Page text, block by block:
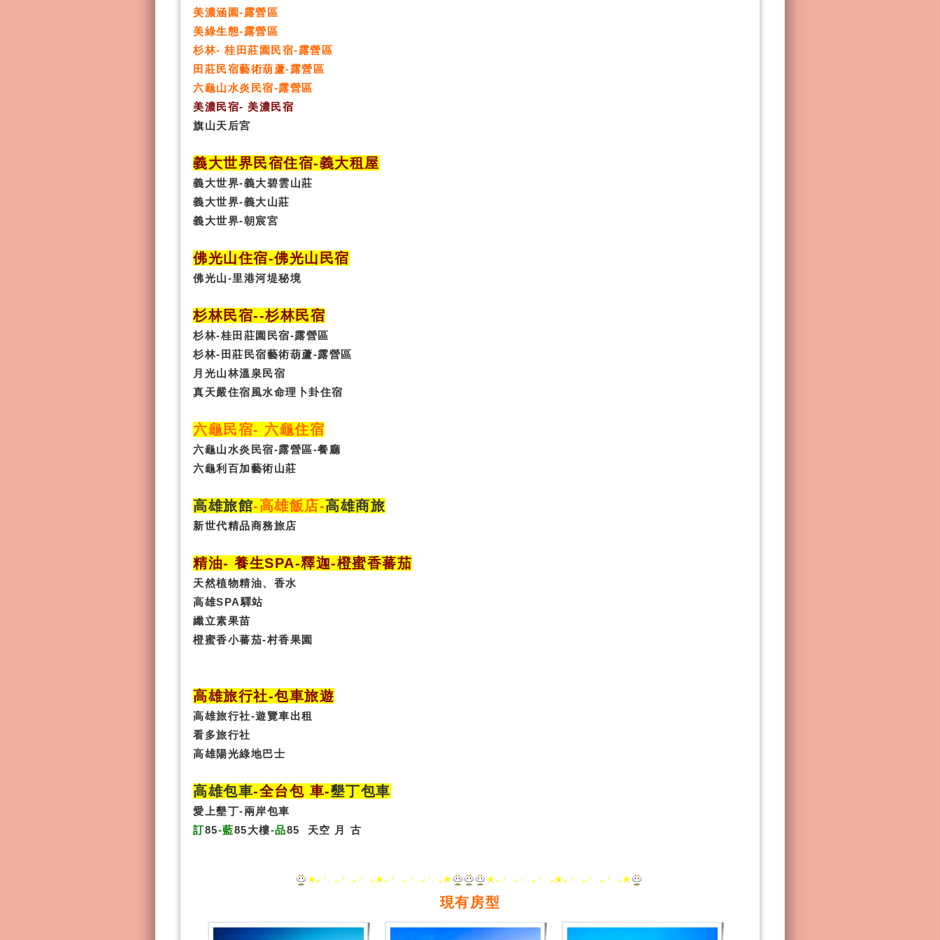
美濃涵園-露營區
美綠生態-露營區
杉林- 桂田莊園民宿-露營區
田莊民宿藝術葫蘆-露營區
六龜山水炎民宿-露營區
美濃民宿- 美濃民宿
旗山天后宮
義大世界民宿住宿-義大租屋
義大世界-義大碧雲山莊
義大世界-義大山莊
義大世界-朝宸宮
佛光山住宿-佛光山民宿
佛光山-里港河堤秘境
杉林民宿--杉林民宿
杉林-桂田莊園民宿-露營區
杉林-田莊民宿藝術葫蘆-露營區
月光山林溫泉民宿
真天嚴住宿風水命理卜卦住宿
六龜民宿- 六龜住宿
六龜山水炎民宿-露營區-餐廳
六龜利百加藝術山莊
高雄旅館-高雄飯店-高雄商旅
新世代精品商務旅店
精油- 養生SPA-釋迦-橙蜜香蕃茄
天然植物精油、香水
高雄SPA驛站
纖立素果苗
橙蜜香小蕃茄-村香果園
高雄旅行社-包車旅遊
高雄旅行社-遊覽車出租
看多旅行社
高雄陽光綠地巴士
高雄包車-全台包 車-墾丁包車
愛上墾丁-兩岸包車
訂85-藍85大樓-品85 天空 月 古
現有房型